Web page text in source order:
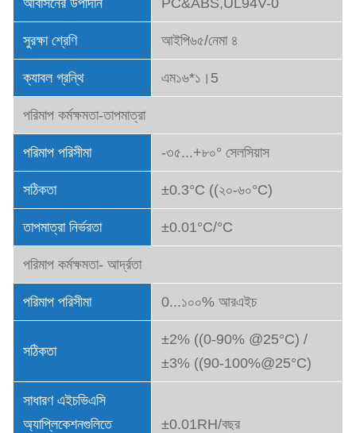
আবাসনের উপাদান PC&ABS,UL94V-0
সুরক্ষা শ্রেণি আইপি৬৫/নেমা ৪
ক্যাবল গ্রন্থি এম১৬*১।5
পরিমাপ কর্মক্ষমতা-তাপমাত্রা
পরিমাপ পরিসীমা -৩৫...+৮০° সেলসিয়াস
সঠিকতা ±0.3°C ((২০-৬০°C)
তাপমাত্রা নির্ভরতা ±0.01°C/°C
পরিমাপ কর্মক্ষমতা- আর্দ্রতা
পরিমাপ পরিসীমা 0...১০০% আরএইচ
সঠিকতা
±2% ((0-90% @25°C) /
±3% ((90-100%@25°C)
সাধারণ এইচভিএসি
অ্যাপ্লিকেশনগুলিতে
±0.01RH/বছর